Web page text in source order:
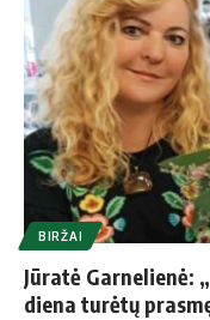
BIRŽAI
Jūratė Garnelienė:
diena turėtų